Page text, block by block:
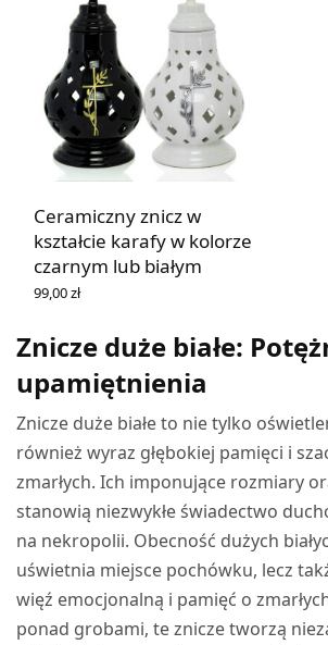
Ceramiczny znicz w
kształcie karafy w kolorze
czarnym lub białym
99,00zł
Znicze duże białe:
upamiętnienia
Znicze duże białe to nie tylko
również wyraz głębokiej pamięci i
zmarłych. Ich imponujące rozmiary
stanowią niezwykłe świadectwo
na nekropolii. Obecność dużych
uświetnia miejsce pochówku, lecz
więź emocjonalną i pamięć o
ponad grobami, te znicze tworzą